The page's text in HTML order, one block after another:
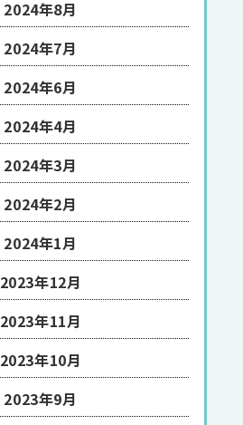
2024年8月
2024年7月
2024年6月
2024年4月
2024年3月
2024年2月
2024年1月
2023年12月
2023年11月
2023年10月
2023年9月